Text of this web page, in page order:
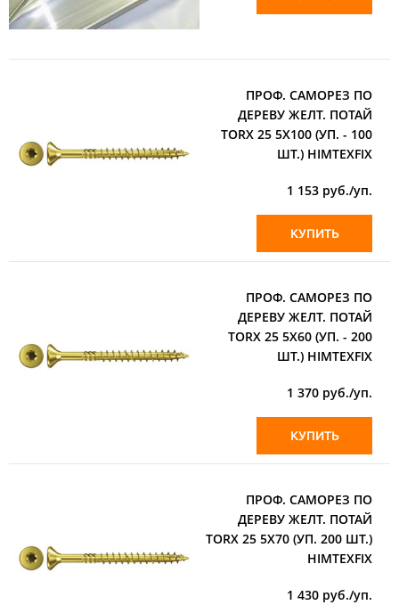
ПРОФ. САМОРЕЗ ПО
ДЕРЕВУ ЖЕЛТ. ПОТАЙ
TORX 25 5X100 (УП. - 100
ШТ.) HIMTEXFIX
1 153 руб./уп.
КУПИТЬ
ПРОФ. САМОРЕЗ ПО
ДЕРЕВУ ЖЕЛТ. ПОТАЙ
TORX 25 5X60 (УП. - 200
ШТ.) HIMTEXFIX
1 370 руб./уп.
КУПИТЬ
ПРОФ. САМОРЕЗ ПО
ДЕРЕВУ ЖЕЛТ. ПОТАЙ
TORX 25 5X70 (УП. 200 ШТ.)
HIMTEXFIX
1 430 руб./уп.